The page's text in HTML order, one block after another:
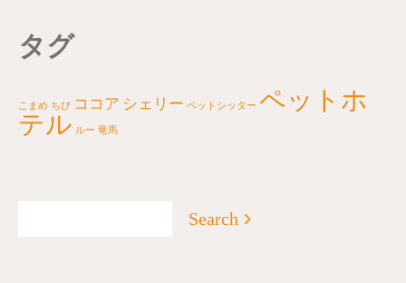
タグ
こまめ ちび ココア シェリー ペットシッター ペットホ
テル ルー 竜馬